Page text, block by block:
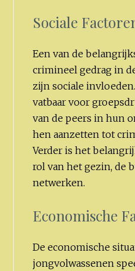
Sociale
Een van de
crimineel gedrag in
zijn sociale
vatbaar voor
van de peers in hun
hen aanzetten tot
Verder is het
rol van het gezin, de
netwerken.
Economische
De economische
jongvolwassenen